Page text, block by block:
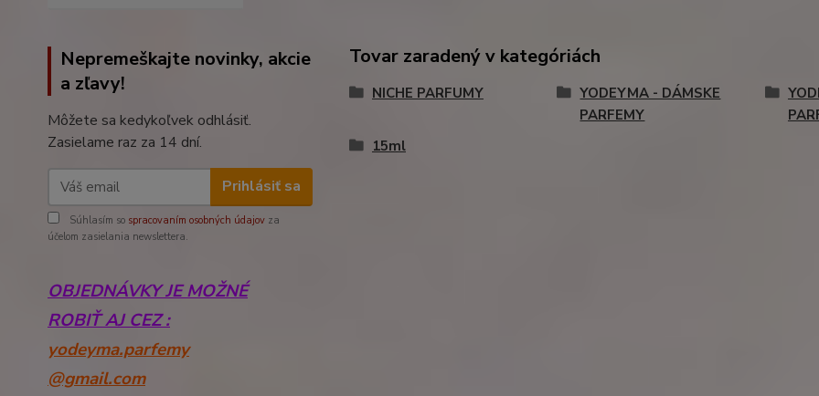
Nepremeškajte novinky, akcie
a zľavy!
Môžete sa kedykoľvek odhlásiť.
Zasielame raz za 14 dní.
Prihlásiť sa
Súhlasím so spracovaním osobných údajov za
účelom zasielania newslettera.
OBJEDNÁVKY JE MOŽNÉ
ROBIŤ AJ CEZ :
yodeyma.parfemy
@gmail.com
Tovar zaradený v kategóriách
NICHE PARFUMY
YODEYMA - DÁMSKE
PARFEMY
15ml